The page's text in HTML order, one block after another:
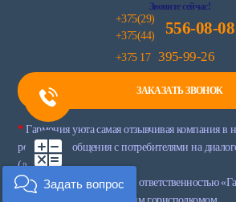
Звоните сейчас!
+375(29)
+375(44)
556-08-08
+375 17 395-99-26
ЗАКАЗАТЬ ЗВОНОК
* Гармония уюта самая отзывчивая компания в
результатам общения с потребителями на
(диплом)
Общество с ограниченной ответственностью
Задать вопрос